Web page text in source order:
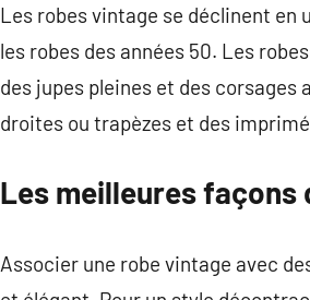
Les robes vintage se déclinent en
les robes des années 50. Les
des jupes pleines et des
droites ou trapèzes et des
Les meilleures
Associer une robe vintage avec